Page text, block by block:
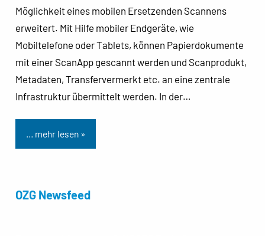
Möglichkeit eines mobilen Ersetzenden Scannens
erweitert. Mit Hilfe mobiler Endgeräte, wie
Mobiltelefone oder Tablets, können Papierdokumente
mit einer ScanApp gescannt werden und Scanprodukt,
Metadaten, Transfervermerkt etc. an eine zentrale
Infrastruktur übermittelt werden. In der…
… mehr lesen »
OZG Newsfeed